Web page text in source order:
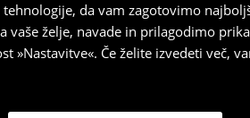
da vam zagotovimo
vaše želje, navade in prilagodimo
»Nastavitve«. Če želite izvedeti več,